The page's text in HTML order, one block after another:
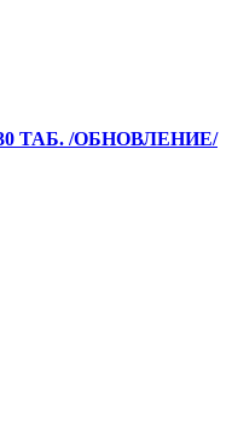
ТАБ. /ОБНОВЛЕНИЕ/